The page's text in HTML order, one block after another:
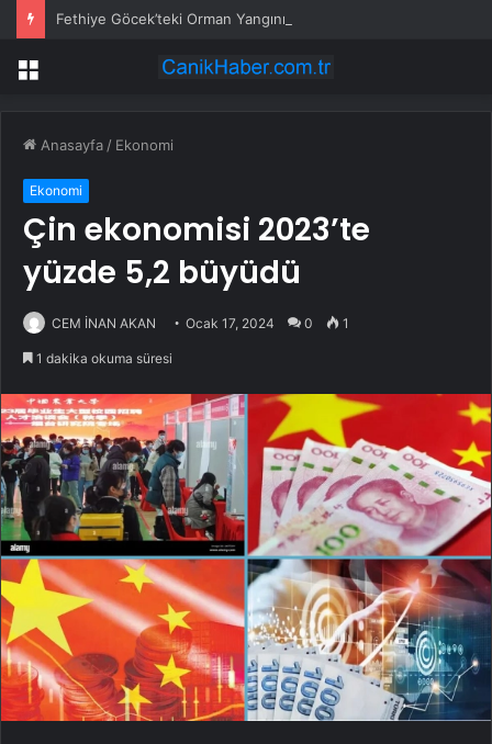
Menü
Anasayfa / Ekonomi
Ekonomi
Çin ekonomisi 2023’te
yüzde 5,2 büyüdü
CEM İNAN AKAN Ocak 17, 2024 0 1
1 dakika okuma süresi